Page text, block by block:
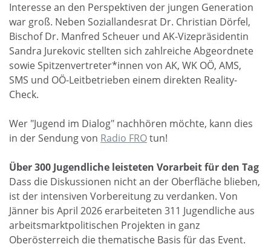
Interesse an den Perspektiven der jungen Generation
war groß. Neben Soziallandesrat Dr. Christian Dörfel,
Bischof Dr. Manfred Scheuer und AK-Vizepräsidentin
Sandra Jurekovic stellten sich zahlreiche Abgeordnete
sowie Spitzenvertreter*innen von AK, WK OÖ, AMS,
SMS und OÖ-Leitbetrieben einem direkten Reality-
Check.
Wer "Jugend im Dialog" nachhören möchte, kann dies
in der Sendung von Radio FROtun!
Über 300 Jugendliche leisteten Vorarbeit für den Tag
Dass die Diskussionen nicht an der Oberfläche blieben,
ist der intensiven Vorbereitung zu verdanken. Von
Jänner bis April 2026 erarbeiteten 311 Jugendliche aus
arbeitsmarktpolitischen Projekten in ganz
Oberösterreich die thematische Basis für das Event.